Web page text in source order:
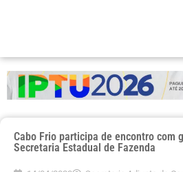
Cabo Frio participa de encontro com
Secretaria Estadual de Fazenda